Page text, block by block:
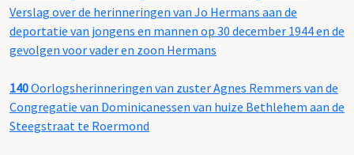
Verslag over de herinneringen van Jo Hermans aan de
deportatie van jongens en mannen op 30 december 1944 en de
gevolgen voor vader en zoon Hermans
140Oorlogsherinneringen van zuster Agnes Remmers van de
Congregatie van Dominicanessen van huize Bethlehem aan de
Steegstraat te Roermond